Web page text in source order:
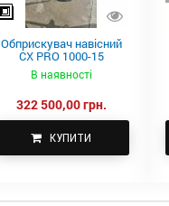
Обприскувач навісний
CX PRO 1000-15
В наявності
322 500,00 грн.
КУПИТИ